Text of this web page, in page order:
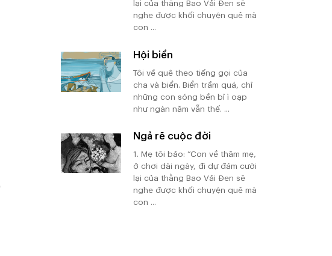
lại của thằng Bao Vải Đen sẽ
nghe được khối chuyện quê mà
con ...
Hội biển
Tôi về quê theo tiếng gọi của
cha và biển. Biển trầm quá, chỉ
những con sóng bền bỉ ì oạp
như ngàn năm vẫn thế. ...
Ngả rẽ cuộc đời
1. Mẹ tôi bảo: “Con về thăm mẹ,
ở chơi dài ngày, đi dự đám cưới
lại của thằng Bao Vải Đen sẽ
nghe được khối chuyện quê mà
con ...